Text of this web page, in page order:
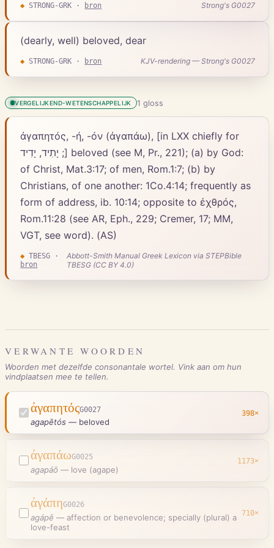
◆ STRONG-GRK · bron Strong's G0027
(dearly, well) beloved, dear
◆ STRONG-GRK · bron KJV-rendering — Strong's G0027
VERGELIJKEND-WETENSCHAPPELIJK 1 gloss
ἀγαπητός, -ή, -όν (ἀγαπάω), [in LXX chiefly for
יָתִיד, יָדִיד ;] beloved (see M, Pr., 221); (a) by God:
of Christ, Mat.3:17; of men, Rom.1:7; (b) by
Christians, of one another: 1Co.4:14; frequently as
form of address, ib. 10:14; opposite to ἐχθρός,
Rom.11:28 (see AR, Eph., 229; Cremer, 17; MM,
VGT, see word). (AS)
◆ TBESG ·
bron
Abbott-Smith Manual Greek Lexicon via STEPBible
TBESG (CC BY 4.0)
VERWANTE WOORDEN
Woorden met dezelfde consonantale wortel. Vink aan om hun
vindplaatsen mee te tellen.
ἀγαπητόςG0027
agapētós — beloved
398×
ἀγαπάωG0025
agapáō — love (agape)
1173×
ἀγάπηG0026
agápē — affection or benevolence; specially (plural) a
love-feast
710×